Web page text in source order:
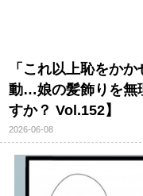
「これ以上恥をか
動…娘の髪飾りを無
すか？ Vol.152】
2026-06-08